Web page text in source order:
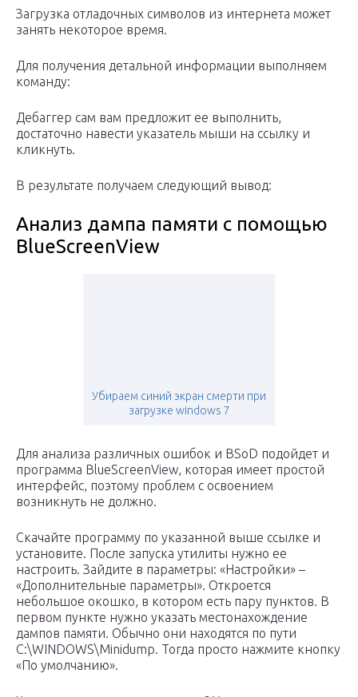
Загрузка отладочных символов из интернета может
занять некоторое время.
Для получения детальной информации выполняем
команду:
Дебаггер сам вам предложит ее выполнить,
достаточно навести указатель мыши на ссылку и
кликнуть.
В результате получаем следующий вывод:
Анализ дампа памяти с помощью
BlueScreenView
Убираем синий экран смерти при
загрузке windows 7
Для анализа различных ошибок и BSoD подойдет и
программа BlueScreenView, которая имеет простой
интерфейс, поэтому проблем с освоением
возникнуть не должно.
Скачайте программу по указанной выше ссылке и
установите. После запуска утилиты нужно ее
настроить. Зайдите в параметры: «Настройки» –
«Дополнительные параметры». Откроется
небольшое окошко, в котором есть пару пунктов. В
первом пункте нужно указать местонахождение
дампов памяти. Обычно они находятся по пути
C:\WINDOWS\Minidump. Тогда просто нажмите кнопку
«По умолчанию».